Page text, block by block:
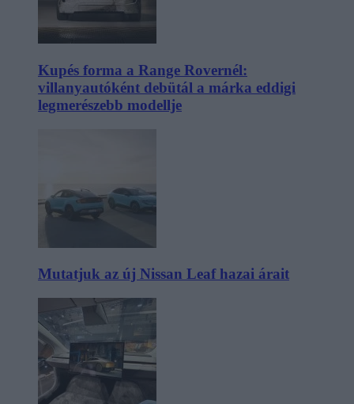
Kupés forma a Range Rovernél:
villanyautóként debütál a márka eddigi
legmerészebb modellje
Mutatjuk az új Nissan Leaf hazai árait